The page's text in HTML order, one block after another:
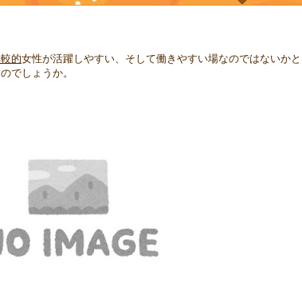
的女性が活躍しやすい、そして働きやすい場なのではないかと
でしょうか。